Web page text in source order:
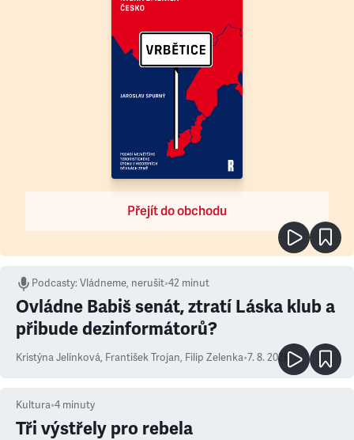
Přejít do obchodu
Podcasty:Vládneme, nerušit•42 minut
Ovládne Babiš senát, ztratí Láska klub a
přibude dezinformátorů?
Kristýna Jelínková, František Trojan, Filip Zelenka•7. 8. 2026
Kultura•4 minuty
Tři výstřely pro rebela